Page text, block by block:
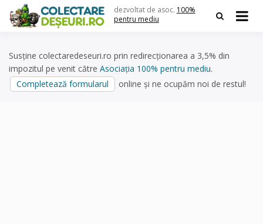
content
dezvoltat de asoc. 100%
pentru mediu
Susține colectaredeseuri.ro prin redirecționarea a 3,5% din
impozitul pe venit către Asociația 100% pentru mediu.
Completează formularul
online și ne ocupăm noi de restul!